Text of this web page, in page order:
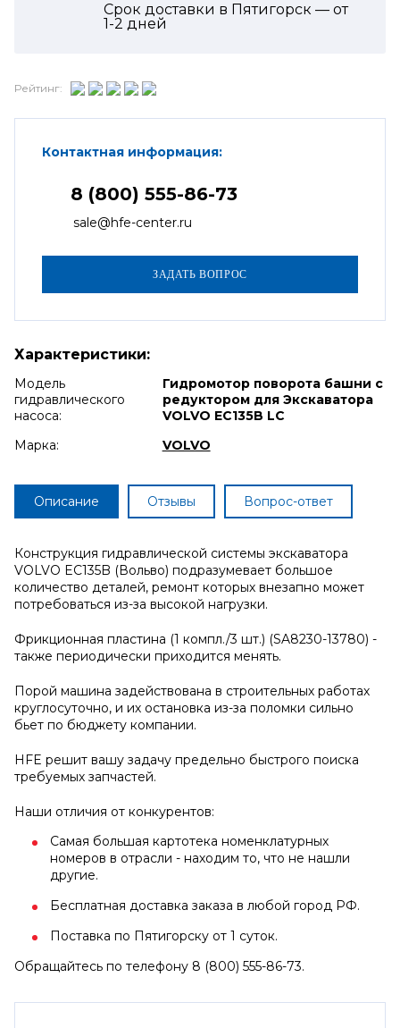
Срок доставки в Пятигорск — от
1-2 дней
Рейтинг:
Контактная информация:
8 (800) 555-86-73
sale@hfe-center.ru
Характеристики:
Модель
гидравлического
насоса:
Гидромотор поворота башни с
редуктором для Экскаватора
VOLVO EC135B LC
Марка:
VOLVO
Описание Отзывы Вопрос-ответ
Конструкция гидравлической системы экскаватора
VOLVO EC135B (Вольво) подразумевает большое
количество деталей, ремонт которых внезапно может
потребоваться из-за высокой нагрузки.
Фрикционная пластина (1 компл./3 шт.) (SA8230-13780) -
также периодически приходится менять.
Порой машина задействована в строительных работах
круглосуточно, и их остановка из-за поломки сильно
бьет по бюджету компании.
HFE решит вашу задачу предельно быстрого поиска
требуемых запчастей.
Наши отличия от конкурентов:
Самая большая картотека номенклатурных
номеров в отрасли - находим то, что не нашли
другие.
Бесплатная доставка заказа в любой город РФ.
Поставка по Пятигорску от 1 суток.
Обращайтесь по телефону 8 (800) 555-86-73.